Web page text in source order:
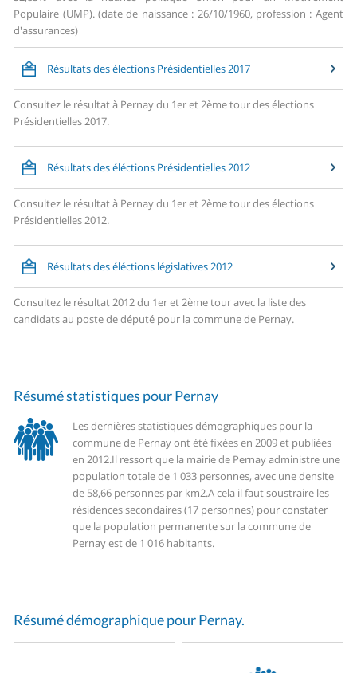
Populaire (UMP). (date de naissance : 26/10/1960, profession : Agent
d'assurances)
Résultats des élections Présidentielles 2017
Consultez le résultat à Pernay du 1er et 2ème tour des élections
Présidentielles 2017.
Résultats des éléctions Présidentielles 2012
Consultez le résultat à Pernay du 1er et 2ème tour des élections
Présidentielles 2012.
Résultats des éléctions législatives 2012
Consultez le résultat 2012 du 1er et 2ème tour avec la liste des
candidats au poste de député pour la commune de Pernay.
Résumé statistiques pour Pernay
Les dernières statistiques démographiques pour la
commune de Pernay ont été fixées en 2009 et publiées
en 2012.Il ressort que la mairie de Pernay administre une
population totale de 1 033 personnes, avec une densite
de 58,66 personnes par km2.A cela il faut soustraire les
résidences secondaires (17 personnes) pour constater
que la population permanente sur la commune de
Pernay est de 1 016 habitants.
Résumé démographique pour Pernay.